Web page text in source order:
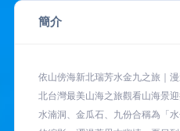
簡介
依山傍海新北瑞芳水金九之旅｜
北台灣最美山海之旅觀看山海景迎
水湳洞、金瓜石、九份合稱為「